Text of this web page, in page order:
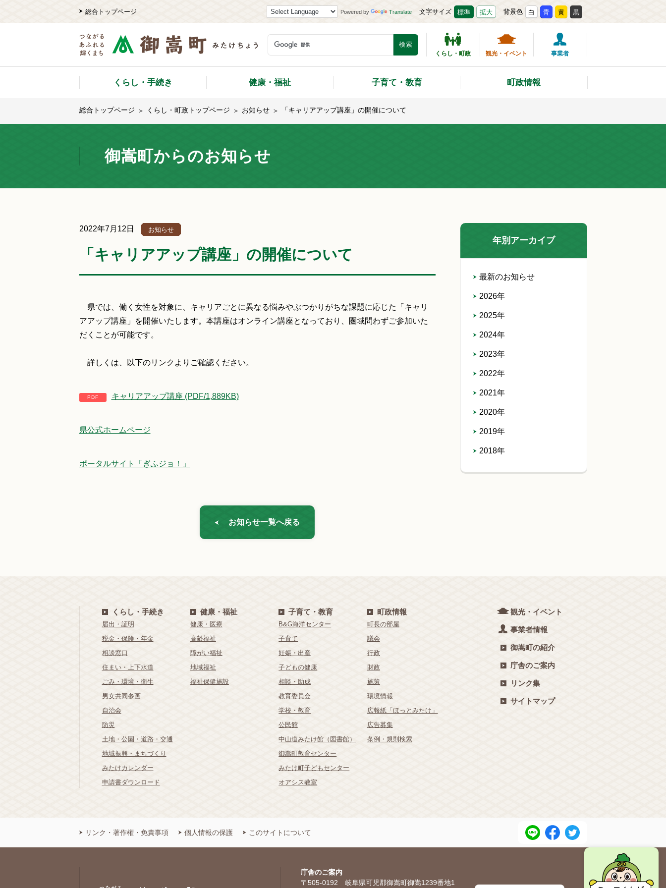
総合トップページ Powered by Translate 文字サイズ 標準 拡大 背景色 白 青 黄 黒
くらし・町政 観光・イベント 事業者
くらし・手続き 健康・福祉 子育て・教育 町政情報
総合トップページ くらし・町政トップページ お知らせ 「キャリアアップ講座」の開催について
御嵩町からのお知らせ
2022年7月12日 お知らせ
「キャリアアップ講座」の開催について
県では、働く女性を対象に、キャリアごとに異なる悩みやぶつかりがちな課題に応じた「キャリ
アアップ講座」を開催いたします。本講座はオンライン講座となっており、圏域問わずご参加いた
だくことが可能です。
詳しくは、以下のリンクよりご確認ください。
キャリアアップ講座 (PDF/1,889KB)
県公式ホームページ
ポータルサイト「ぎふジョ！」
お知らせ一覧へ戻る
年別アーカイブ
最新のお知らせ
2026年
2025年
2024年
2023年
2022年
2021年
2020年
2019年
2018年
くらし・手続き
届出・証明
税金・保険・年金
相談窓口
住まい・上下水道
ごみ・環境・衛生
男女共同参画
自治会
防災
土地・公園・道路・交通
地域振興・まちづくり
みたけカレンダー
申請書ダウンロード
健康・福祉
健康・医療
高齢福祉
障がい福祉
地域福祉
福祉保健施設
子育て・教育
B&G海洋センター
子育て
妊娠・出産
子どもの健康
相談・助成
教育委員会
学校・教育
公民館
中山道みたけ館（図書館）
御嵩町教育センター
みたけ町子どもセンター
オアシス教室
町政情報
町長の部屋
議会
行政
財政
施策
環境情報
広報紙「ほっとみたけ」
広告募集
条例・規則検索
観光・イベント
事業者情報
御嵩町の紹介
庁舎のご案内
リンク集
サイトマップ
リンク・著作権・免責事項 個人情報の保護 このサイトについて
庁舎のご案内
〒505-0192 岐阜県可児郡御嵩町御嵩1239番地1